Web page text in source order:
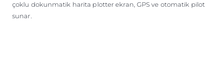
çoklu dokunmatik harita plotter ekran, GPS ve otomatik pilot
sunar.